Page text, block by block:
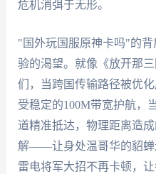
危机消弭于无形。
"国外玩国服原神卡吗"的
验的渴望。就像《放开那
们，当跨国传输路径被优
受稳定的100M带宽护航，
道精准抵达，物理距离造
解——让身处温哥华的貂蝉
雷电将军大招不再卡顿，